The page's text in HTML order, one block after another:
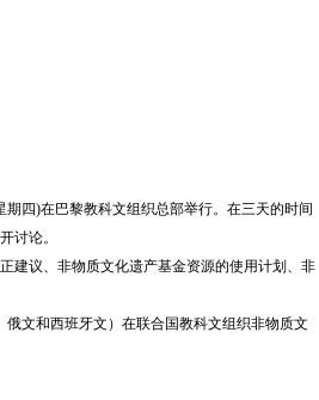
四)在巴黎教科文组织总部举行。在三天的时间
讨论。
议、非物质文化遗产基金资源的使用计划、非
文和西班牙文）在联合国教科文组织非物质文